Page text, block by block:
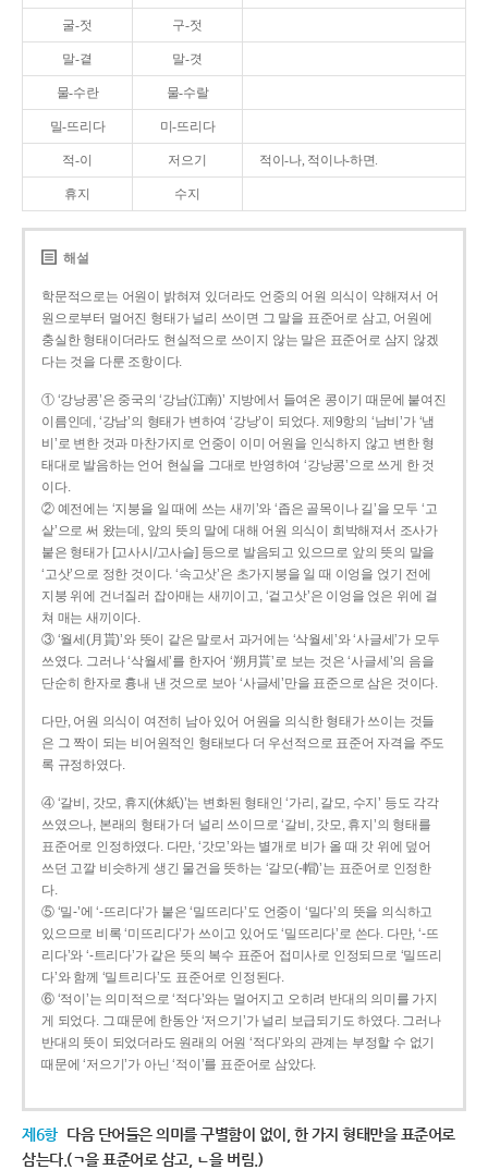
굴-젓 구-젓
말-곁 말-겻
물-수란 물-수랄
밀-뜨리다 미-뜨리다
적-이 저으기 적이-나, 적이나-하면.
휴지 수지
해설
학문적으로는 어원이 밝혀져 있더라도 언중의 어원 의식이 약해져서 어
원으로부터 멀어진 형태가 널리 쓰이면 그 말을 표준어로 삼고, 어원에
충실한 형태이더라도 현실적으로 쓰이지 않는 말은 표준어로 삼지 않겠
다는 것을 다룬 조항이다.
① ‘강낭콩’은 중국의 ‘강남(江南)’ 지방에서 들여온 콩이기 때문에 붙여진
이름인데, ‘강남’의 형태가 변하여 ‘강낭’이 되었다. 제9항의 ‘남비’가 ‘냄
비’로 변한 것과 마찬가지로 언중이 이미 어원을 인식하지 않고 변한 형
태대로 발음하는 언어 현실을 그대로 반영하여 ‘강낭콩’으로 쓰게 한 것
이다.
② 예전에는 ‘지붕을 일 때에 쓰는 새끼’와 ‘좁은 골목이나 길’을 모두 ‘고
샅’으로 써 왔는데, 앞의 뜻의 말에 대해 어원 의식이 희박해져서 조사가
붙은 형태가 [고사시/고사슬] 등으로 발음되고 있으므로 앞의 뜻의 말을
‘고삿’으로 정한 것이다. ‘속고삿’은 초가지붕을 일 때 이엉을 얹기 전에
지붕 위에 건너질러 잡아매는 새끼이고, ‘겉고삿’은 이엉을 얹은 위에 걸
쳐 매는 새끼이다.
③ ‘월세(月貰)’와 뜻이 같은 말로서 과거에는 ‘삭월세’와 ‘사글세’가 모두
쓰였다. 그러나 ‘삭월세’를 한자어 ‘朔月貰’로 보는 것은 ‘사글세’의 음을
단순히 한자로 흉내 낸 것으로 보아 ‘사글세’만을 표준으로 삼은 것이다.
다만, 어원 의식이 여전히 남아 있어 어원을 의식한 형태가 쓰이는 것들
은 그 짝이 되는 비어원적인 형태보다 더 우선적으로 표준어 자격을 주도
록 규정하였다.
④ ‘갈비, 갓모, 휴지(休紙)’는 변화된 형태인 ‘가리, 갈모, 수지’ 등도 각각
쓰였으나, 본래의 형태가 더 널리 쓰이므로 ‘갈비, 갓모, 휴지’의 형태를
표준어로 인정하였다. 다만, ‘갓모’와는 별개로 비가 올 때 갓 위에 덮어
쓰던 고깔 비슷하게 생긴 물건을 뜻하는 ‘갈모(-帽)’는 표준어로 인정한
다.
⑤ ‘밀-’에 ‘-뜨리다’가 붙은 ‘밀뜨리다’도 언중이 ‘밀다’의 뜻을 의식하고
있으므로 비록 ‘미뜨리다’가 쓰이고 있어도 ‘밀뜨리다’로 쓴다. 다만, ‘-뜨
리다’와 ‘-트리다’가 같은 뜻의 복수 표준어 접미사로 인정되므로 ‘밀뜨리
다’와 함께 ‘밀트리다’도 표준어로 인정된다.
⑥ ‘적이’는 의미적으로 ‘적다’와는 멀어지고 오히려 반대의 의미를 가지
게 되었다. 그 때문에 한동안 ‘저으기’가 널리 보급되기도 하였다. 그러나
반대의 뜻이 되었더라도 원래의 어원 ‘적다’와의 관계는 부정할 수 없기
때문에 ‘저으기’가 아닌 ‘적이’를 표준어로 삼았다.
제6항 다음 단어들은 의미를 구별함이 없이, 한 가지 형태만을 표준어로
삼는다.(ㄱ을 표준어로 삼고, ㄴ을 버림.)